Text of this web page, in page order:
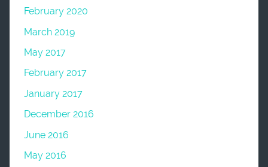
February 2020
March 2019
May 2017
February 2017
January 2017
December 2016
June 2016
May 2016